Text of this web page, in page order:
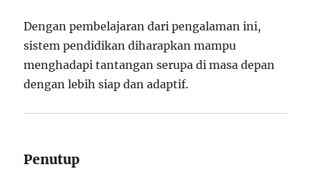
Dengan pembelajaran dari pengalaman ini,
sistem pendidikan diharapkan mampu
menghadapi tantangan serupa di masa depan
dengan lebih siap dan adaptif.
Penutup